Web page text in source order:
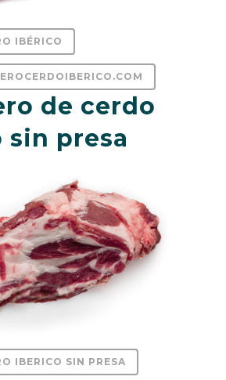
IBÉRICO
de cerdo
presa
IBERICO SIN PRESA